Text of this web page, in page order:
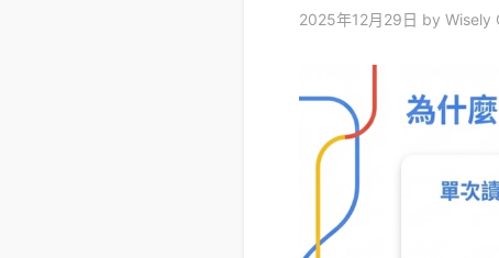
2025年12月29日 by Wisely